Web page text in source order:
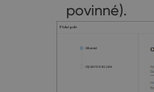
povinné).